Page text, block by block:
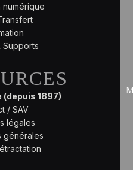
numérique
Supports
1897)
/ SAV
légales
générales